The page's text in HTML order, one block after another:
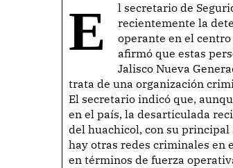
El secretario de Seguridad y Protección Ciudadana (SSPC), Omar García Harfuch, anunció
recientemente la
operante en el
afirmó que estas
Jalisco Nueva
trata de una organización
El secretario indicó que,
en el país, la desarticulada
del huachicol, con su principal
hay otras redes criminales en
en términos de fuerza